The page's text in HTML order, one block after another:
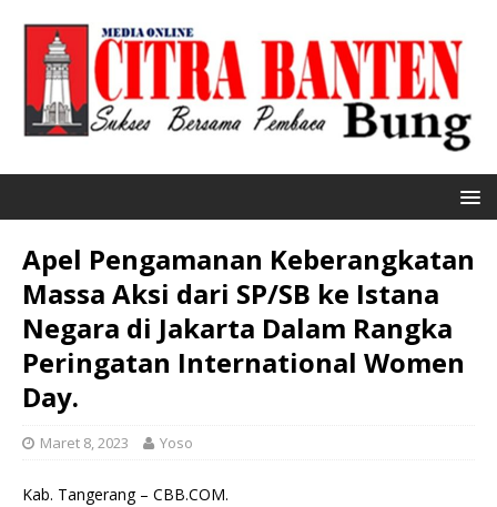
Apel Pengamanan Keberangkatan
Massa Aksi dari SP/SB ke Istana
Negara di Jakarta Dalam Rangka
Peringatan International Women
Day.
Maret 8, 2023 Yoso
Kab. Tangerang – CBB.COM.